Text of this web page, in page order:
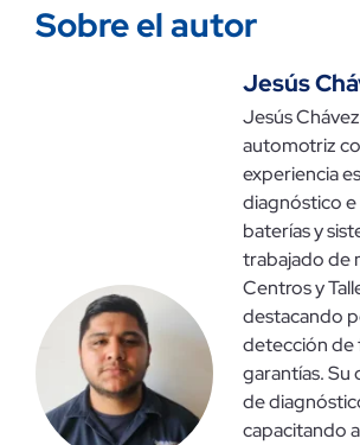
Sobre el autor
Jesús
Jesús
automotriz
experiencia
diagnóstico
baterías y
trabajado de
Centros y
destacando
detección de
garantías.
de
capacitando